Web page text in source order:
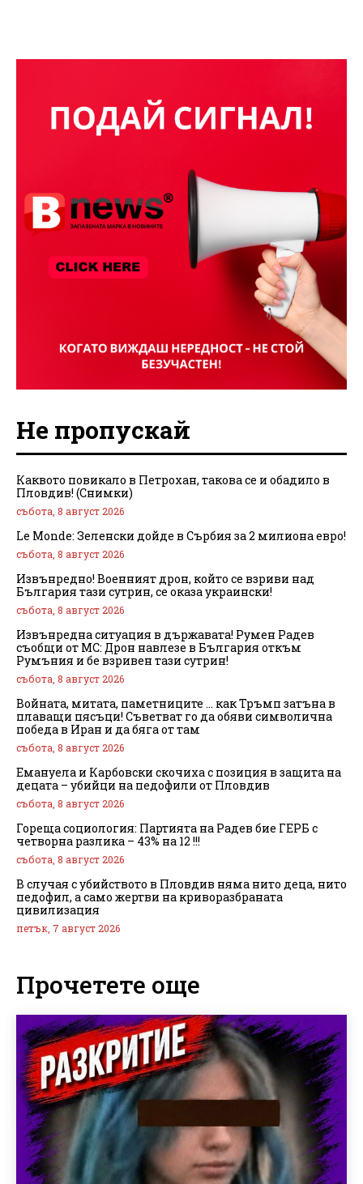
Не пропускай
Каквото повикало в Петрохан, такова се и обадило в
Пловдив! (Снимки)
събота, 8 август 2026
Le Monde: Зеленски дойде в Сърбия за 2 милиона евро!
събота, 8 август 2026
Извънредно! Военният дрон, който се взриви над
България тази сутрин, се оказа украински!
събота, 8 август 2026
Извънредна ситуация в държавата! Румен Радев
съобщи от МС: Дрон навлезе в България откъм
Румъния и бе взривен тази сутрин!
събота, 8 август 2026
Войната, митата, паметниците … как Тръмп затъна в
плаващи пясъци! Съветват го да обяви символична
победа в Иран и да бяга от там
събота, 8 август 2026
Емануела и Карбовски скочиха с позиция в защита на
децата – убийци на педофили от Пловдив
събота, 8 август 2026
Гореща социология: Партията на Радев бие ГЕРБ с
четворна разлика – 43% на 12 !!!
събота, 8 август 2026
В случая с убийството в Пловдив няма нито деца, нито
педофил, а само жертви на криворазбраната
цивилизация
петък, 7 август 2026
Прочетете още